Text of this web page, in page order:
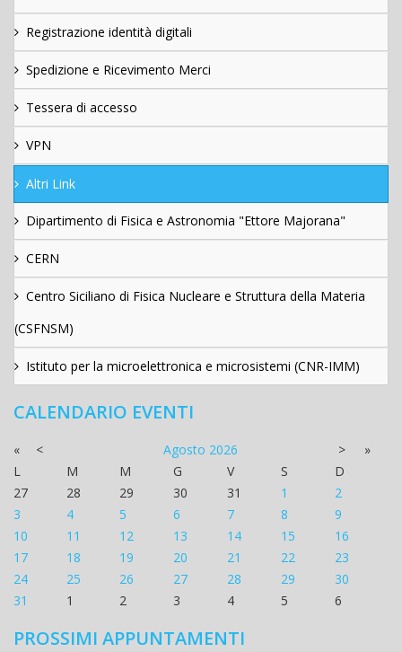
Registrazione identità digitali
Spedizione e Ricevimento Merci
Tessera di accesso
VPN
Altri Link
Dipartimento di Fisica e Astronomia "Ettore Majorana"
CERN
Centro Siciliano di Fisica Nucleare e Struttura della Materia
(CSFNSM)
Istituto per la microelettronica e microsistemi (CNR-IMM)
CALENDARIO EVENTI
« < Agosto 2026 >
»
L
M M G V S
D
27
28 29 30 31 1
2
3
4 5 6 7 8
9
10
11 12 13 14 15
16
17
18 19 20 21 22
23
24
25 26 27 28 29
30
31
1 2 3 4 5 6
PROSSIMI APPUNTAMENTI